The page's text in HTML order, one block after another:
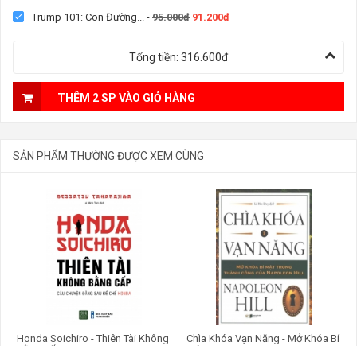
Trump 101: Con Đường...
- 95.000đ 91.200đ
Tổng tiền: 316.600đ
THÊM 2 SP VÀO GIỎ HÀNG
SẢN PHẨM THƯỜNG ĐƯỢC XEM CÙNG
Honda Soichiro - Thiên Tài Không
Chìa Khóa Vạn Năng - Mở Khóa Bí